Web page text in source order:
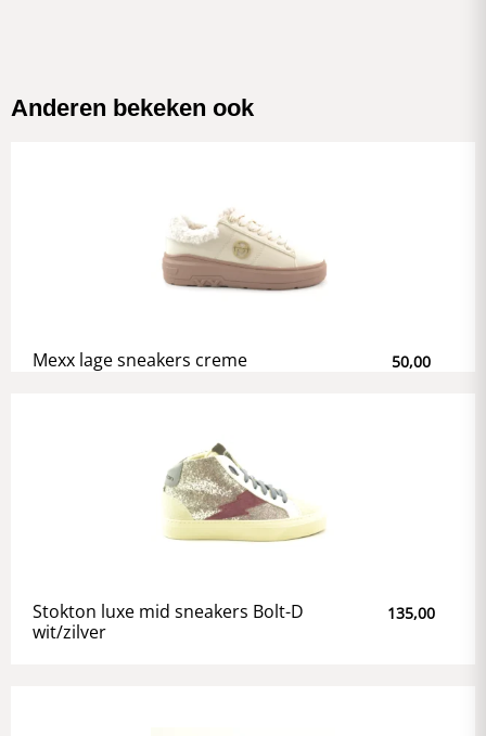
Anderen bekeken ook
Mexx lage sneakers creme 50,00
Stokton luxe mid sneakers Bolt-D
wit/zilver
135,00